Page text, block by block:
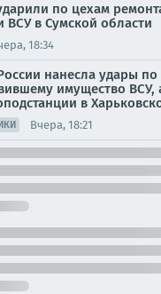
по цехам
ВСУ в Сумской области
18:34
нанесла удары по
имущество ВСУ,
в
Вчера, 18:21